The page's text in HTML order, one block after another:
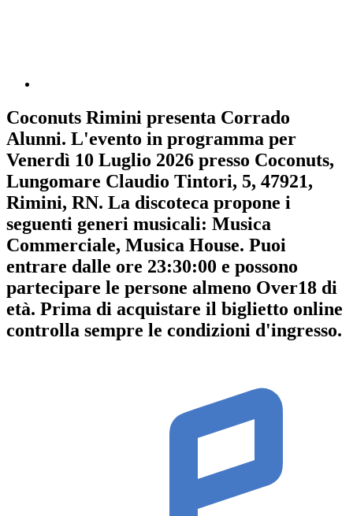
Coconuts Rimini presenta Corrado
Alunni. L'evento in programma per
Venerdì 10 Luglio 2026 presso Coconuts,
Lungomare Claudio Tintori, 5, 47921,
Rimini, RN. La discoteca propone i
seguenti generi musicali: Musica
Commerciale, Musica House. Puoi
entrare dalle ore 23:30:00 e possono
partecipare le persone almeno Over18 di
età. Prima di acquistare il biglietto online
controlla sempre le condizioni d'ingresso.